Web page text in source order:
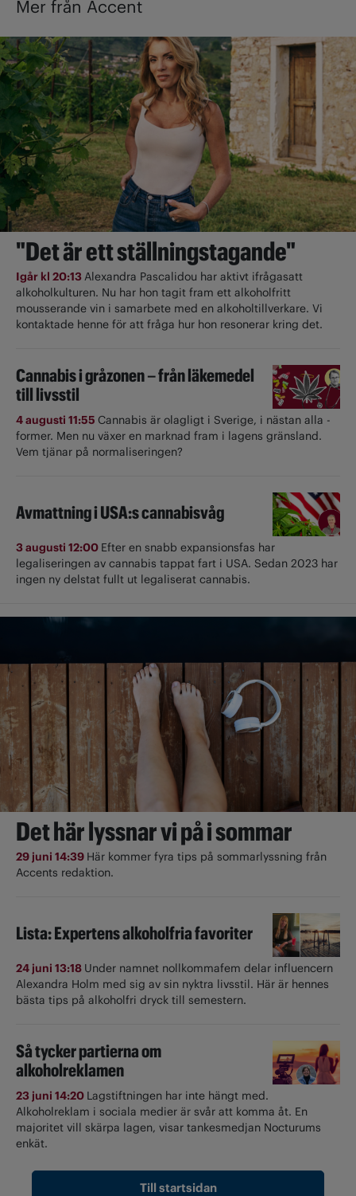
Mer från Accent
"Det är ett ställningstagande"
Igår kl 20:13Alexandra Pascalidou har aktivt ifrågasatt
alkoholkulturen. Nu har hon tagit fram ett alkoholfritt
mousserande vin i samarbete med en alkoholtillverkare. Vi
kontaktade henne för att fråga hur hon resonerar kring det.
Cannabis i gråzonen – från läkemedel
till livsstil
4 augusti 11:55 Cannabis är olagligt i ­Sverige, i nästan alla ­
former. Men nu växer en marknad fram i lagens gränsland.
Vem tjänar på normaliseringen?
Avmattning i USA:s cannabisvåg
3 augusti 12:00 Efter en snabb expansionsfas har
legaliseringen av cannabis tappat fart i USA. Sedan 2023 har
ingen ny delstat fullt ut ­legaliserat cannabis.
Det här lyssnar vi på i sommar
29 juni 14:39 Här kommer fyra tips på sommarlyssning från
Accents redaktion.
Lista: Expertens alkoholfria favoriter
24 juni 13:18 Under namnet nollkommafem delar influencern
Alexandra Holm med sig av sin nyktra livsstil. Här är hennes
bästa tips på alkoholfri dryck till semestern.
Så tycker partierna om
alkoholreklamen
23 juni 14:20 Lagstiftningen har inte hängt med.
Alkoholreklam i sociala medier är svår att komma åt. En
majoritet vill skärpa lagen, visar tankesmedjan Nocturums
enkät.
Till startsidan